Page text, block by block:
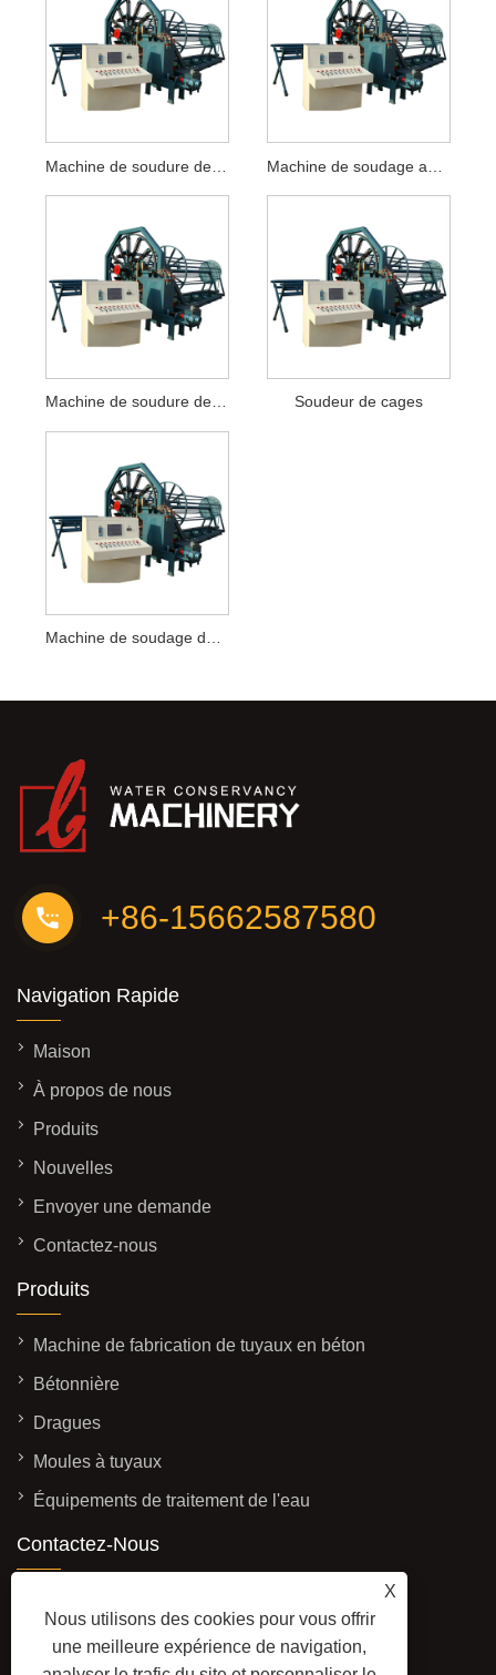
Machine de soudure de cage de squelette en acier
Machine de soudure de cage de barres d'armature Soudeur de cages
Machine de soudage de cages métalliques
X
Nous utilisons des cookies pour vous offrir
une meilleure expérience de navigation,
+86-15662587580
Navigation Rapide
Maison
À propos de nous
Produits
Nouvelles
Envoyer une demande
Contactez-nous
Produits
Machine de fabrication de tuyaux en béton
Bétonnière
Dragues
Moules à tuyaux
Équipements de traitement de l'eau
Contactez-Nous
Yadong, zone de développement
économique, ville de Qingzhou, province du